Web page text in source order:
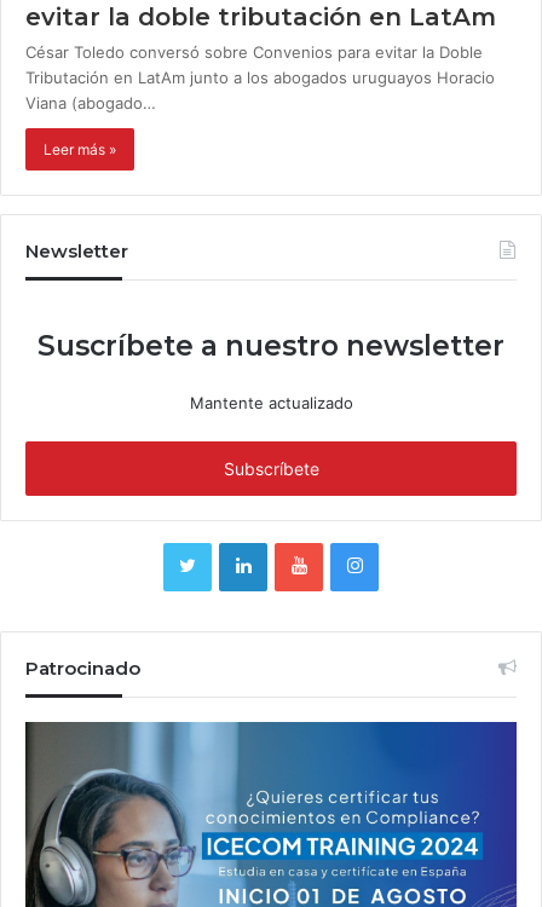
evitar la doble tributación en LatAm
César Toledo conversó sobre Convenios para evitar la Doble
Tributación en LatAm junto a los abogados uruguayos Horacio
Viana (abogado…
Leer más »
Newsletter
Suscríbete a nuestro newsletter
Mantente actualizado
Patrocinado